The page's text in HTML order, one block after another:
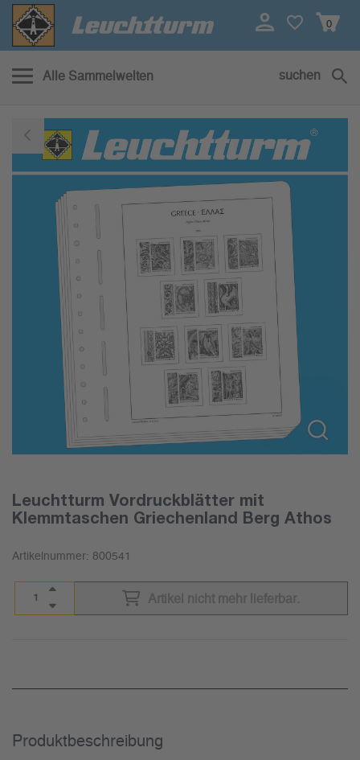
0
Alle Sammelwelten suchen
Leuchtturm Vordruckblätter mit
Klemmtaschen Griechenland Berg Athos
Artikelnummer: 800541
Artikel nicht mehr lieferbar.
Produkt­beschreibung